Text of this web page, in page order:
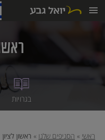
לתוכן
בגרויות
ראשי » הסניפים שלנו » ראשון לציון